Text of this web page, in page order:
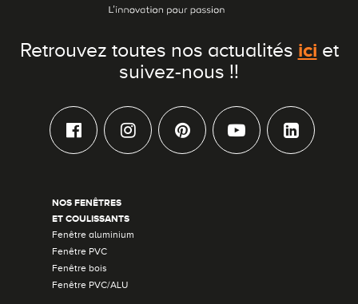
Retrouvez toutes nos actualités ici et
suivez-nous !!
NOS FENÊTRES
ET COULISSANTS
Fenêtre aluminium
Fenêtre PVC
Fenêtre bois
Fenêtre PVC/ALU